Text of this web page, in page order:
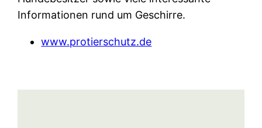
Informationen rund um Geschirre.
www.protierschutz.de